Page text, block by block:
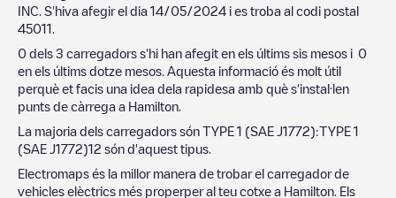
INC . S'hiva afegir el dia 14/05/2024 i es troba al codi postal
45011
0 dels 3 carregadors s'hi han afegit en els últims sis mesos i 0
en els últims dotze mesos. Aquesta informació és molt útil
perquè et facis una idea dela rapidesa amb què s'instal·len
punts de càrrega a Hamilton
La majoria dels carregadors són TYPE 1 (SAE J1772):TYPE 1
(SAE J1772)12 són d'aquest tipus.
Electromaps és la millor manera de trobar el carregador de
vehicles elèctrics més properper al teu cotxe a Hamilton . Els